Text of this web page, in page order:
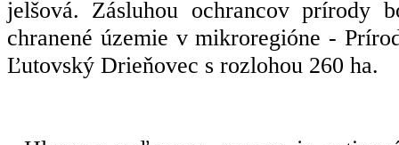
jelšová. Zásluhou ochrancov prírody
chranené územie v mikroregióne -
Ľutovský Drieňovec s rozlohou 260 ha.